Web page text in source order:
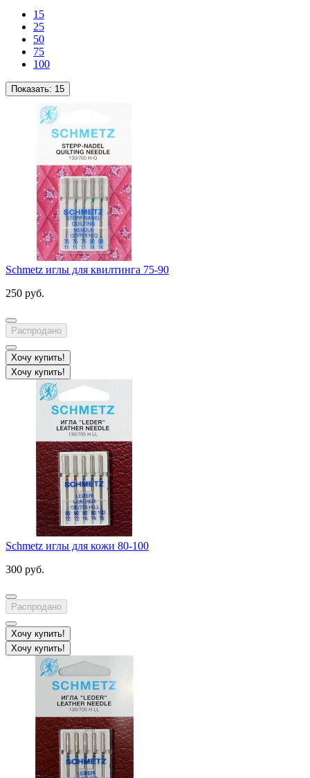
15
25
50
75
100
Показать: 15
Schmetz иглы для квилтинга 75-90
250 руб.
Распродано
Хочу купить!
Хочу купить!
Schmetz иглы для кожи 80-100
300 руб.
Распродано
Хочу купить!
Хочу купить!